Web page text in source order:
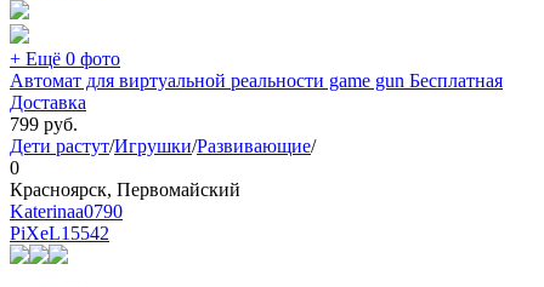
+ Ещё 0 фото
Автомат для виртуальной реальности game gun Бесплатная
Доставка
799 руб.
Дети растут/Игрушки/Развивающие/
0
Красноярск, Первомайский
Katerinaa0790
PiXeL15542